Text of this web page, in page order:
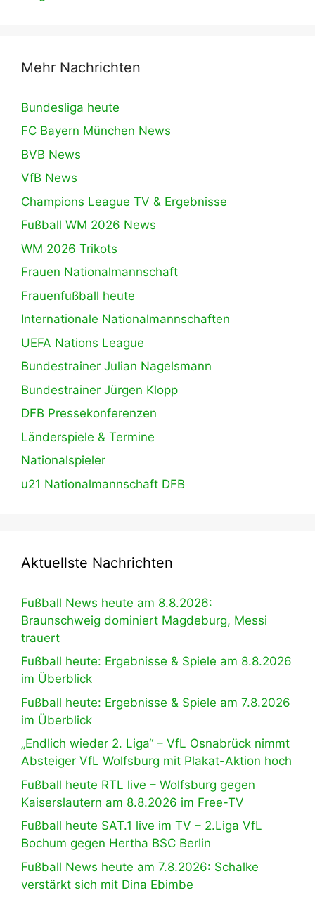
Mehr Nachrichten
Bundesliga heute
FC Bayern München News
BVB News
VfB News
Champions League TV & Ergebnisse
Fußball WM 2026 News
WM 2026 Trikots
Frauen Nationalmannschaft
Frauenfußball heute
Internationale Nationalmannschaften
UEFA Nations League
Bundestrainer Julian Nagelsmann
Bundestrainer Jürgen Klopp
DFB Pressekonferenzen
Länderspiele & Termine
Nationalspieler
u21 Nationalmannschaft DFB
Aktuellste Nachrichten
Fußball News heute am 8.8.2026:
Braunschweig dominiert Magdeburg, Messi
trauert
Fußball heute: Ergebnisse & Spiele am 8.8.2026
im Überblick
Fußball heute: Ergebnisse & Spiele am 7.8.2026
im Überblick
„Endlich wieder 2. Liga“ – VfL Osnabrück nimmt
Absteiger VfL Wolfsburg mit Plakat-Aktion hoch
Fußball heute RTL live – Wolfsburg gegen
Kaiserslautern am 8.8.2026 im Free-TV
Fußball heute SAT.1 live im TV – 2.Liga VfL
Bochum gegen Hertha BSC Berlin
Fußball News heute am 7.8.2026: Schalke
verstärkt sich mit Dina Ebimbe